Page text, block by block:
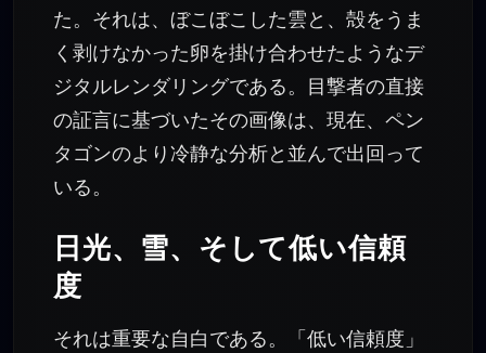
た。それは、ぼこぼこした雲と、殻をうま
く剥けなかった卵を掛け合わせたようなデ
ジタルレンダリングである。目撃者の直接
の証言に基づいたその画像は、現在、ペン
タゴンのより冷静な分析と並んで出回って
いる。
日光、雪、そして低い信頼
度
それは重要な自白である。「低い信頼度」